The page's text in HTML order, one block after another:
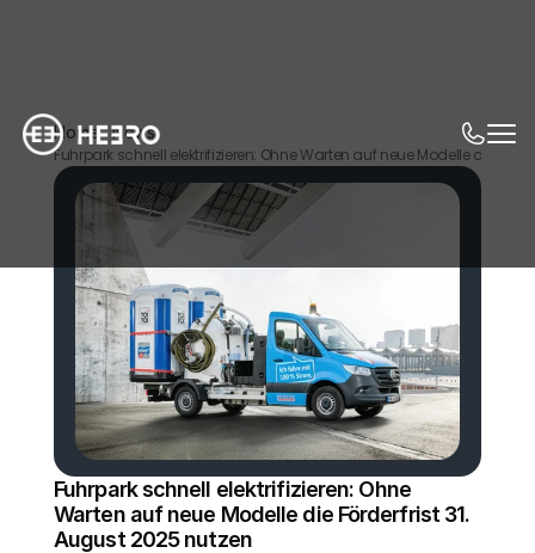
Home News
Fuhrpark schnell elektrifizieren: Ohne Warten auf neue Modelle die
Fuhrpark schnell elektrifizieren: Ohne
Warten auf neue Modelle die Förderfrist 31.
August 2025 nutzen